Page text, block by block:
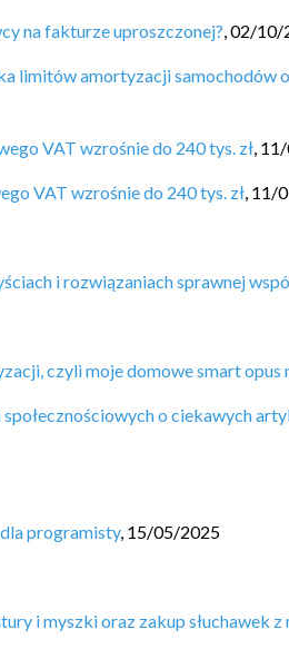
na fakturze uproszczonej?,02/10/
limitów amortyzacji samochodów
VAT wzrośnie do 240 tys. zł,
VAT wzrośnie do 240 tys. zł, 11/
i rozwiązaniach sprawnej
czyli moje domowe smart opus
o ciekawych
programisty, 15/05/2025
i myszki oraz zakup słuchawek